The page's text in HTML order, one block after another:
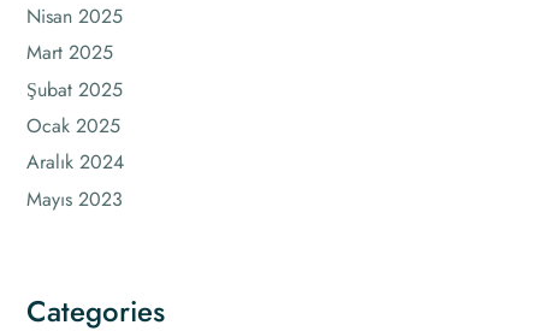
Nisan 2025
Mart 2025
Şubat 2025
Ocak 2025
Aralık 2024
Mayıs 2023
Categories